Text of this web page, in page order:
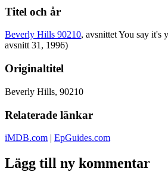
Titel och år
Beverly Hills 90210, avsnittet You say it's
avsnitt 31, 1996)
Originaltitel
Beverly Hills, 90210
Relaterade länkar
iMDB.com | EpGuides.com
Lägg till ny kommentar